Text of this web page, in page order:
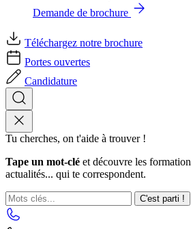
Demande de brochure
Téléchargez notre brochure
Portes ouvertes
Candidature
Tu cherches, on t'aide à trouver !
Tape un mot-clé et découvre les
actualités... qui te correspondent.
C'est parti !